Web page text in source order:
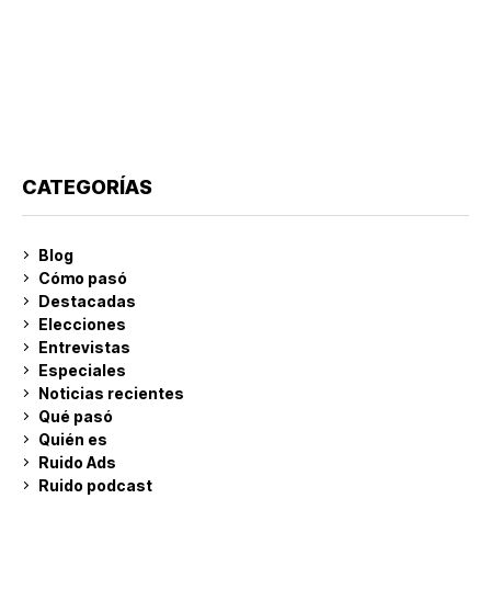
CATEGORÍAS
Blog
Cómo pasó
Destacadas
Elecciones
Entrevistas
Especiales
Noticias recientes
Qué pasó
Quién es
Ruido Ads
Ruido podcast